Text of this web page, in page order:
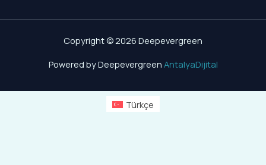
Copyright © 2026 Deepevergreen
Powered by Deepevergreen AntalyaDijital
Türkçe